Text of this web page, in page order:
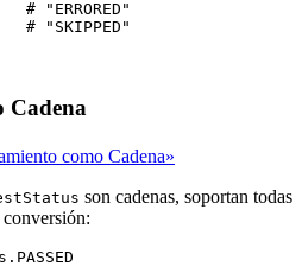
# "ERRORED"
# "SKIPPED"
Cadena
como Cadena»
son cadenas, soportan todas
conversión:
PASSED